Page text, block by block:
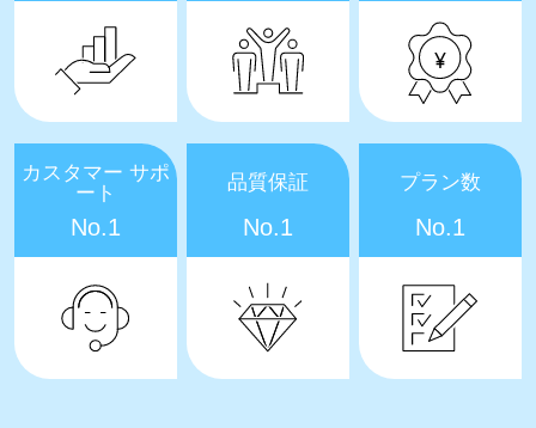
カスタマー サポ
ート
No.1
品質保証
No.1
プラン数
No.1